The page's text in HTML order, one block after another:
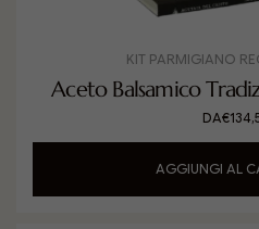
KIT PARMIGIANO
Aceto Balsamico
DOP Extra Vecchio
con Parmigiano
DA€
AGGIUNGI AL